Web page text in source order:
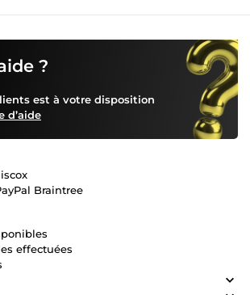
?
est à votre disposition
d’aide
Braintree
effectuées